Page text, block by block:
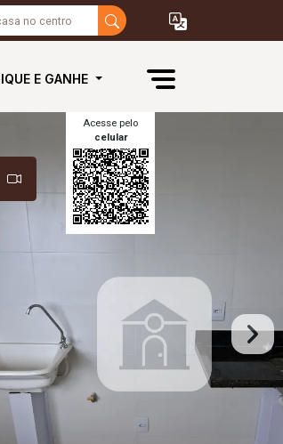
E GANHE
Acesse pelo
celular